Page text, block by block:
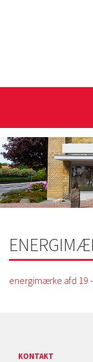
energimærke afd 19
KONTAKT